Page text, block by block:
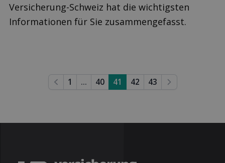
Versicherung-Schweiz hat die wichtigsten
Informationen für Sie zusammengefasst.
Previous
1 ... 40 41 42 43 Next